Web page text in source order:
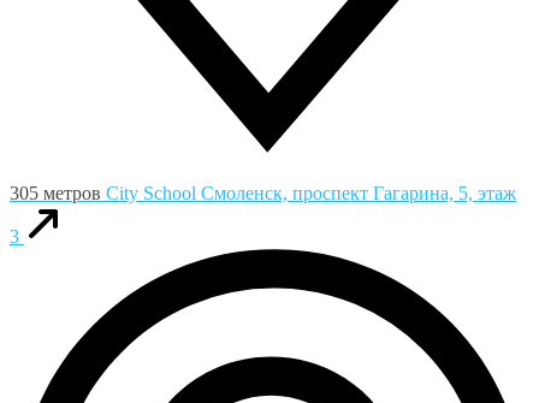
305 метров City School Смоленск, проспект Гагарина, 5, этаж
3